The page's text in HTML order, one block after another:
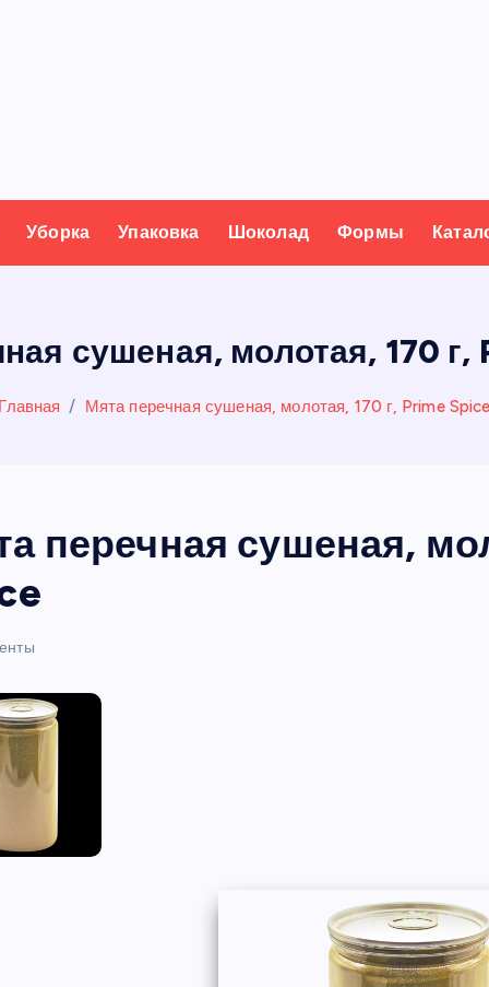
Уборка Упаковка Шоколад Формы
сушеная, молотая, 170 г,
Главная Мята перечная сушеная, молотая, 170 г, Prime
перечная сушеная,